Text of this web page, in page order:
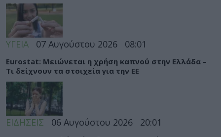
ΥΓΕΙΑ 07 Αυγούστου 2026 08:01
Eurostat: Μειώνεται η χρήση καπνού στην Ελλάδα –
Τι δείχνουν τα στοιχεία για την ΕΕ
ΕΙΔΗΣΕΙΣ 06 Αυγούστου 2026 20:01